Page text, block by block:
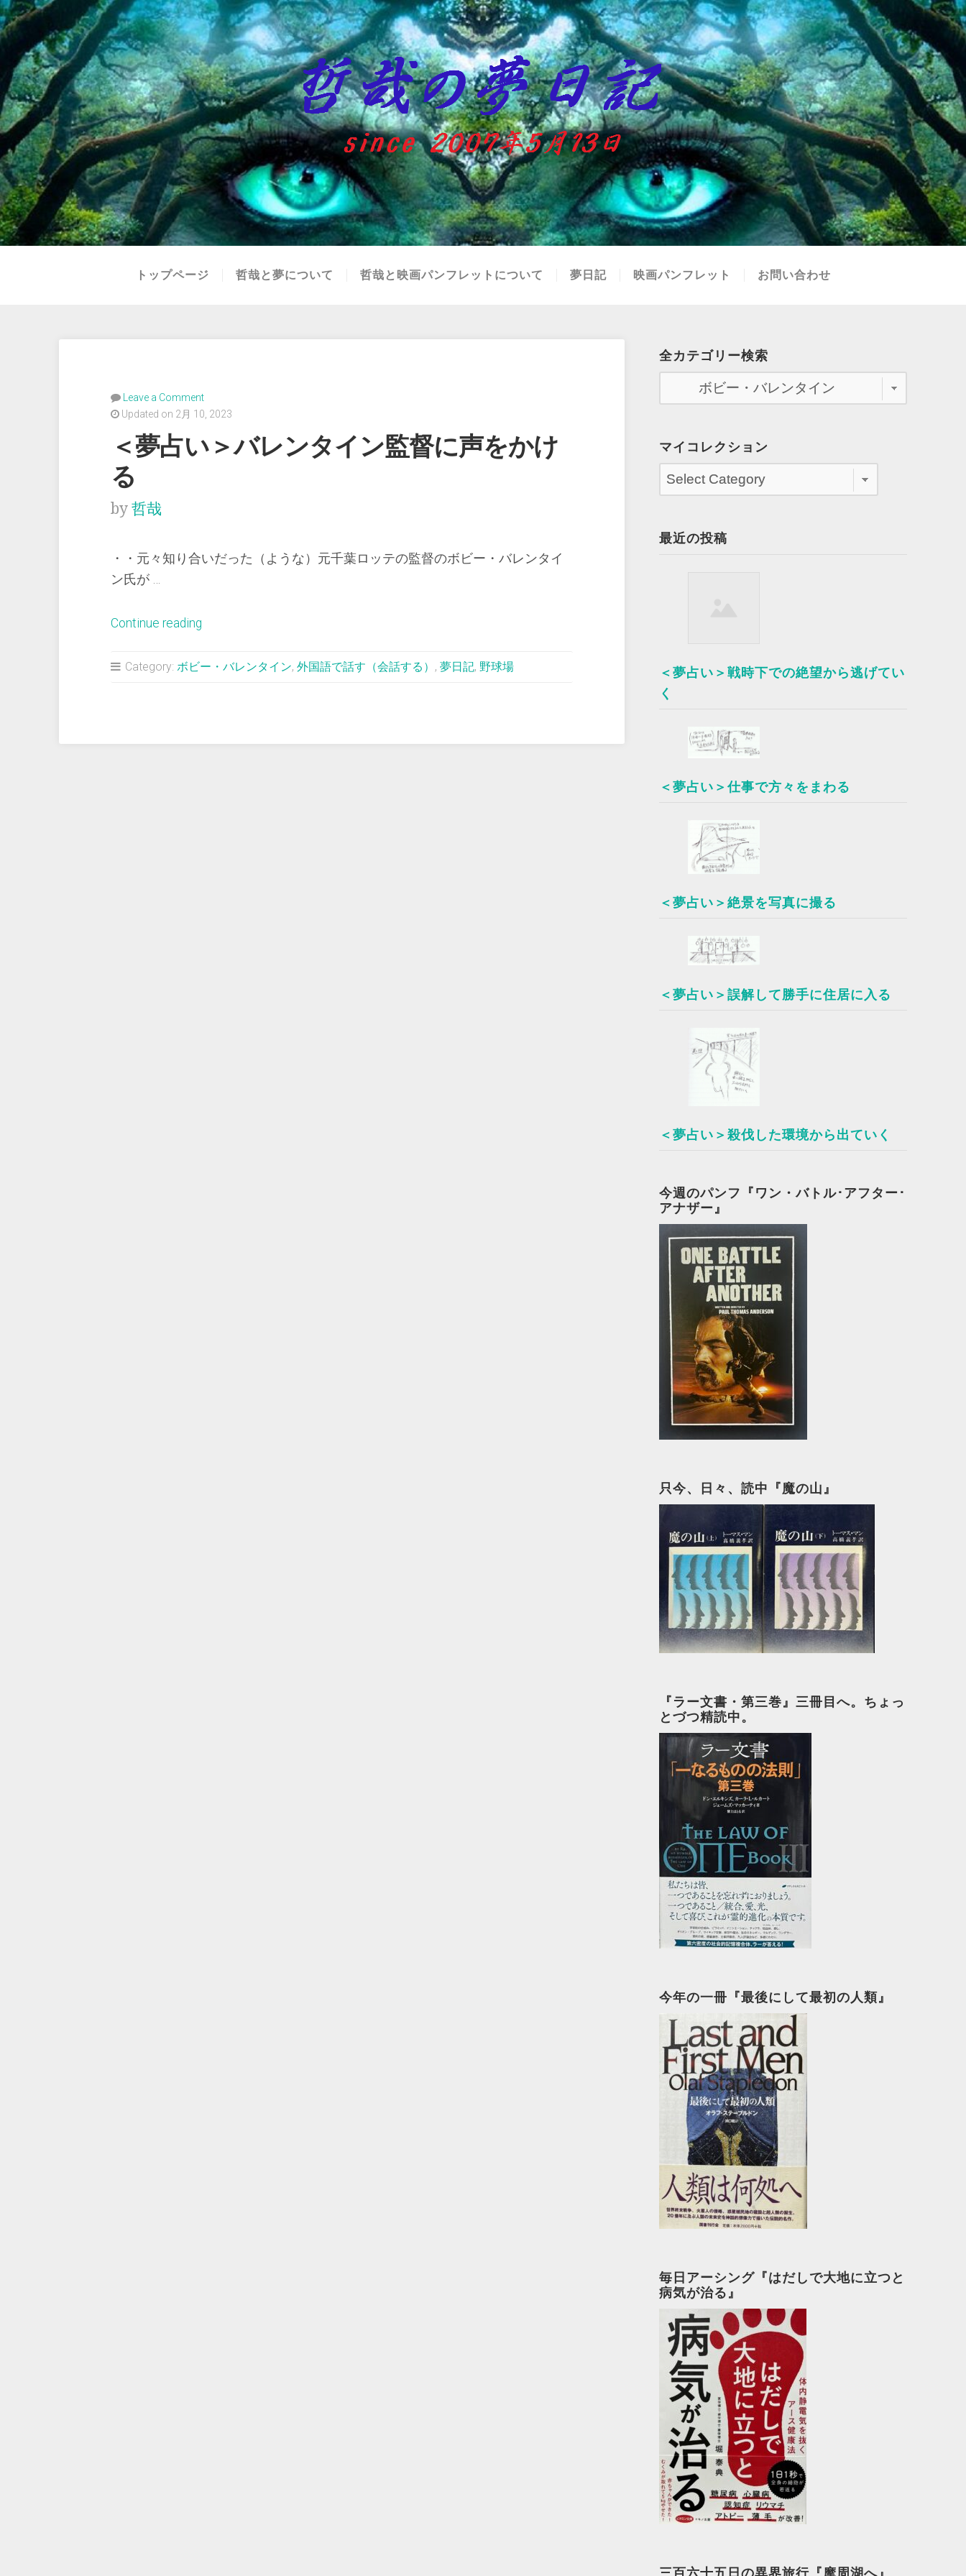
トップページ 哲哉と夢について 哲哉と映画パンフレットについて 夢日記 映画パンフレット お問い合わせ
Leave a Comment
Updated on 2月 10, 2023
＜夢占い＞バレンタイン監督に声をかけ
る
by 哲哉
・・元々知り合いだった（ような）元千葉ロッテの監督のボビー・バレンタイ
ン氏が …
Continue reading
占
レ
Category: ボビー・バレンタイン, 外国語で話す（会話する） , 夢日記, 野球場
全カテゴリー検索
マイコレクション
最近の投稿
＜夢占い＞戦時下での絶望から逃げてい
く
＜夢占い＞仕事で方々をまわる
＜夢占い＞絶景を写真に撮る
＜夢占い＞誤解して勝手に住居に入る
＜夢占い＞殺伐した環境から出ていく
今週のパンフ『ワン・バトル･アフター･
アナザー』
只今、日々、読中『魔の山』
『ラー文書・第三巻』三冊目へ。ちょっ
とづつ精読中。
今年の一冊『最後にして最初の人類』
毎日アーシング『はだしで大地に立つと
病気が治る』